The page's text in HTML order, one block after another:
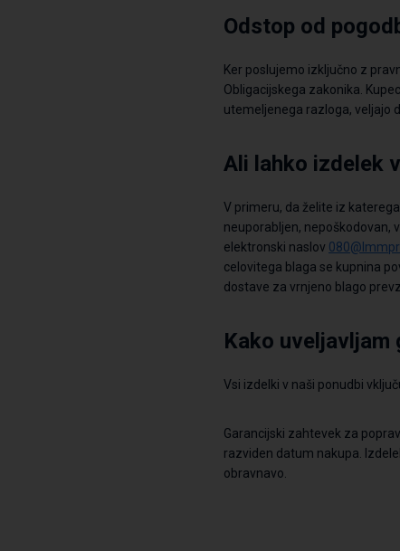
Odstop od
Ker poslujemo izključno z
Obligacijskega zakonika.
utemeljenega razloga, veljajo
Ali lahko izdelek
V primeru, da želite iz
neuporabljen, nepoškodovan,
elektronski naslov
celovitega blaga se kupnina
dostave za vrnjeno blago
Kako uveljavljam
Vsi izdelki v naši ponudbi
Garancijski zahtevek za
razviden datum nakupa.
obravnavo.